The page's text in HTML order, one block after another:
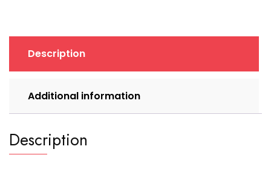
Description
Additional information
Description